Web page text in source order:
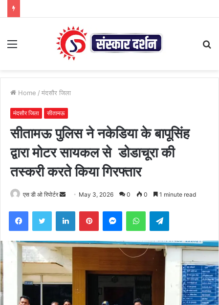
Menu
Home / मंदसौर जिला
मंदसौर जिला सीतामऊ
सीतामऊ पुलिस ने नकेडिया के बापूसिंह
द्वारा मोटर सायकल से डोडाचूरा की
तस्करी करते किया गिरफ्तार
एस डी ओ रिपोर्टर
Send May 3, 2026 0 0 1 minute read
FacebookTwitter LinkedInPinterestMessengerWhatsAppTelegram